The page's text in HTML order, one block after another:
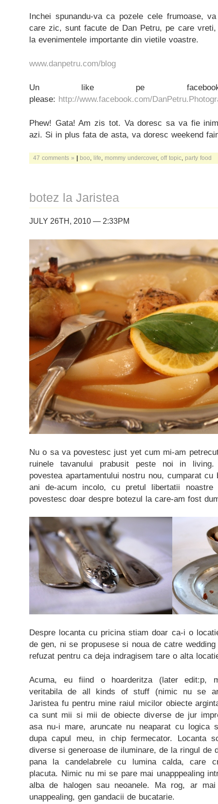
Inchei spunandu-va ca pozele cele frumoase,
care zic, sunt facute de Dan Petru, pe care
la evenimentele importante din vietile voastre.
www.danpetru.com/blog
Un like pe
please: http://www.facebook.com/
Phew! Gata! Am zis tot. Va doresc sa va fie
azi. Si in plus fata de asta, va doresc weekend
47 comments » | boo life mommy undercover, off topic party food
botez la Jaristea
JULY 26TH, 2010 — 2:33PM
Nu o sa va povestesc just yet cum mi-am
ruinele tavanului prabusit peste noi in
povestea apartamentului nostru nou, cumparat
ani de-acum incolo, cu pretul libertatii
povestesc doar despre botezul la care-am fost
Despre locanta cu pricina stiam doar ca-i o
de gen, ni se propusese si noua de catre
refuzat pentru ca deja indragisem tare o alta
Acuma, eu fiind o hoarderitza (later edit:p,
veritabila de all kinds of stuff (nimic nu se
Jaristea fu pentru mine raiul micilor obiecte
ca sunt mii si mii de obiecte diverse de jur
asa nu-i mare, aruncate nu neaparat cu logica
dupa capul meu, in chip fermecator. Locanta
diverse si generoase de iluminare, de la ringul de
pana la candelabrele cu lumina calda, care
placuta. Nimic nu mi se pare mai unapppealing
alba de halogen sau neoanele. Ma rog, ar
unappealing, gen gandacii de bucatarie.